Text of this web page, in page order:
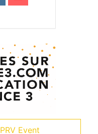
PRV Event